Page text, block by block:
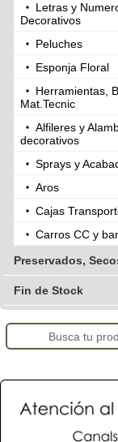
Letras y
Decorativos
Peluches
Esponja Floral
Herramientas,
Mat.Tecnic
Alfileres y
decorativos
Sprays y
Aros
Cajas
Carros CC y
Preservados,
Fin de Stock